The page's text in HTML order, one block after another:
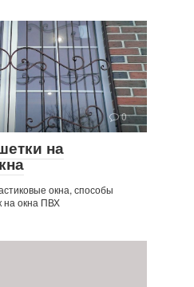
0
на
окна, способы
на окна ПВХ